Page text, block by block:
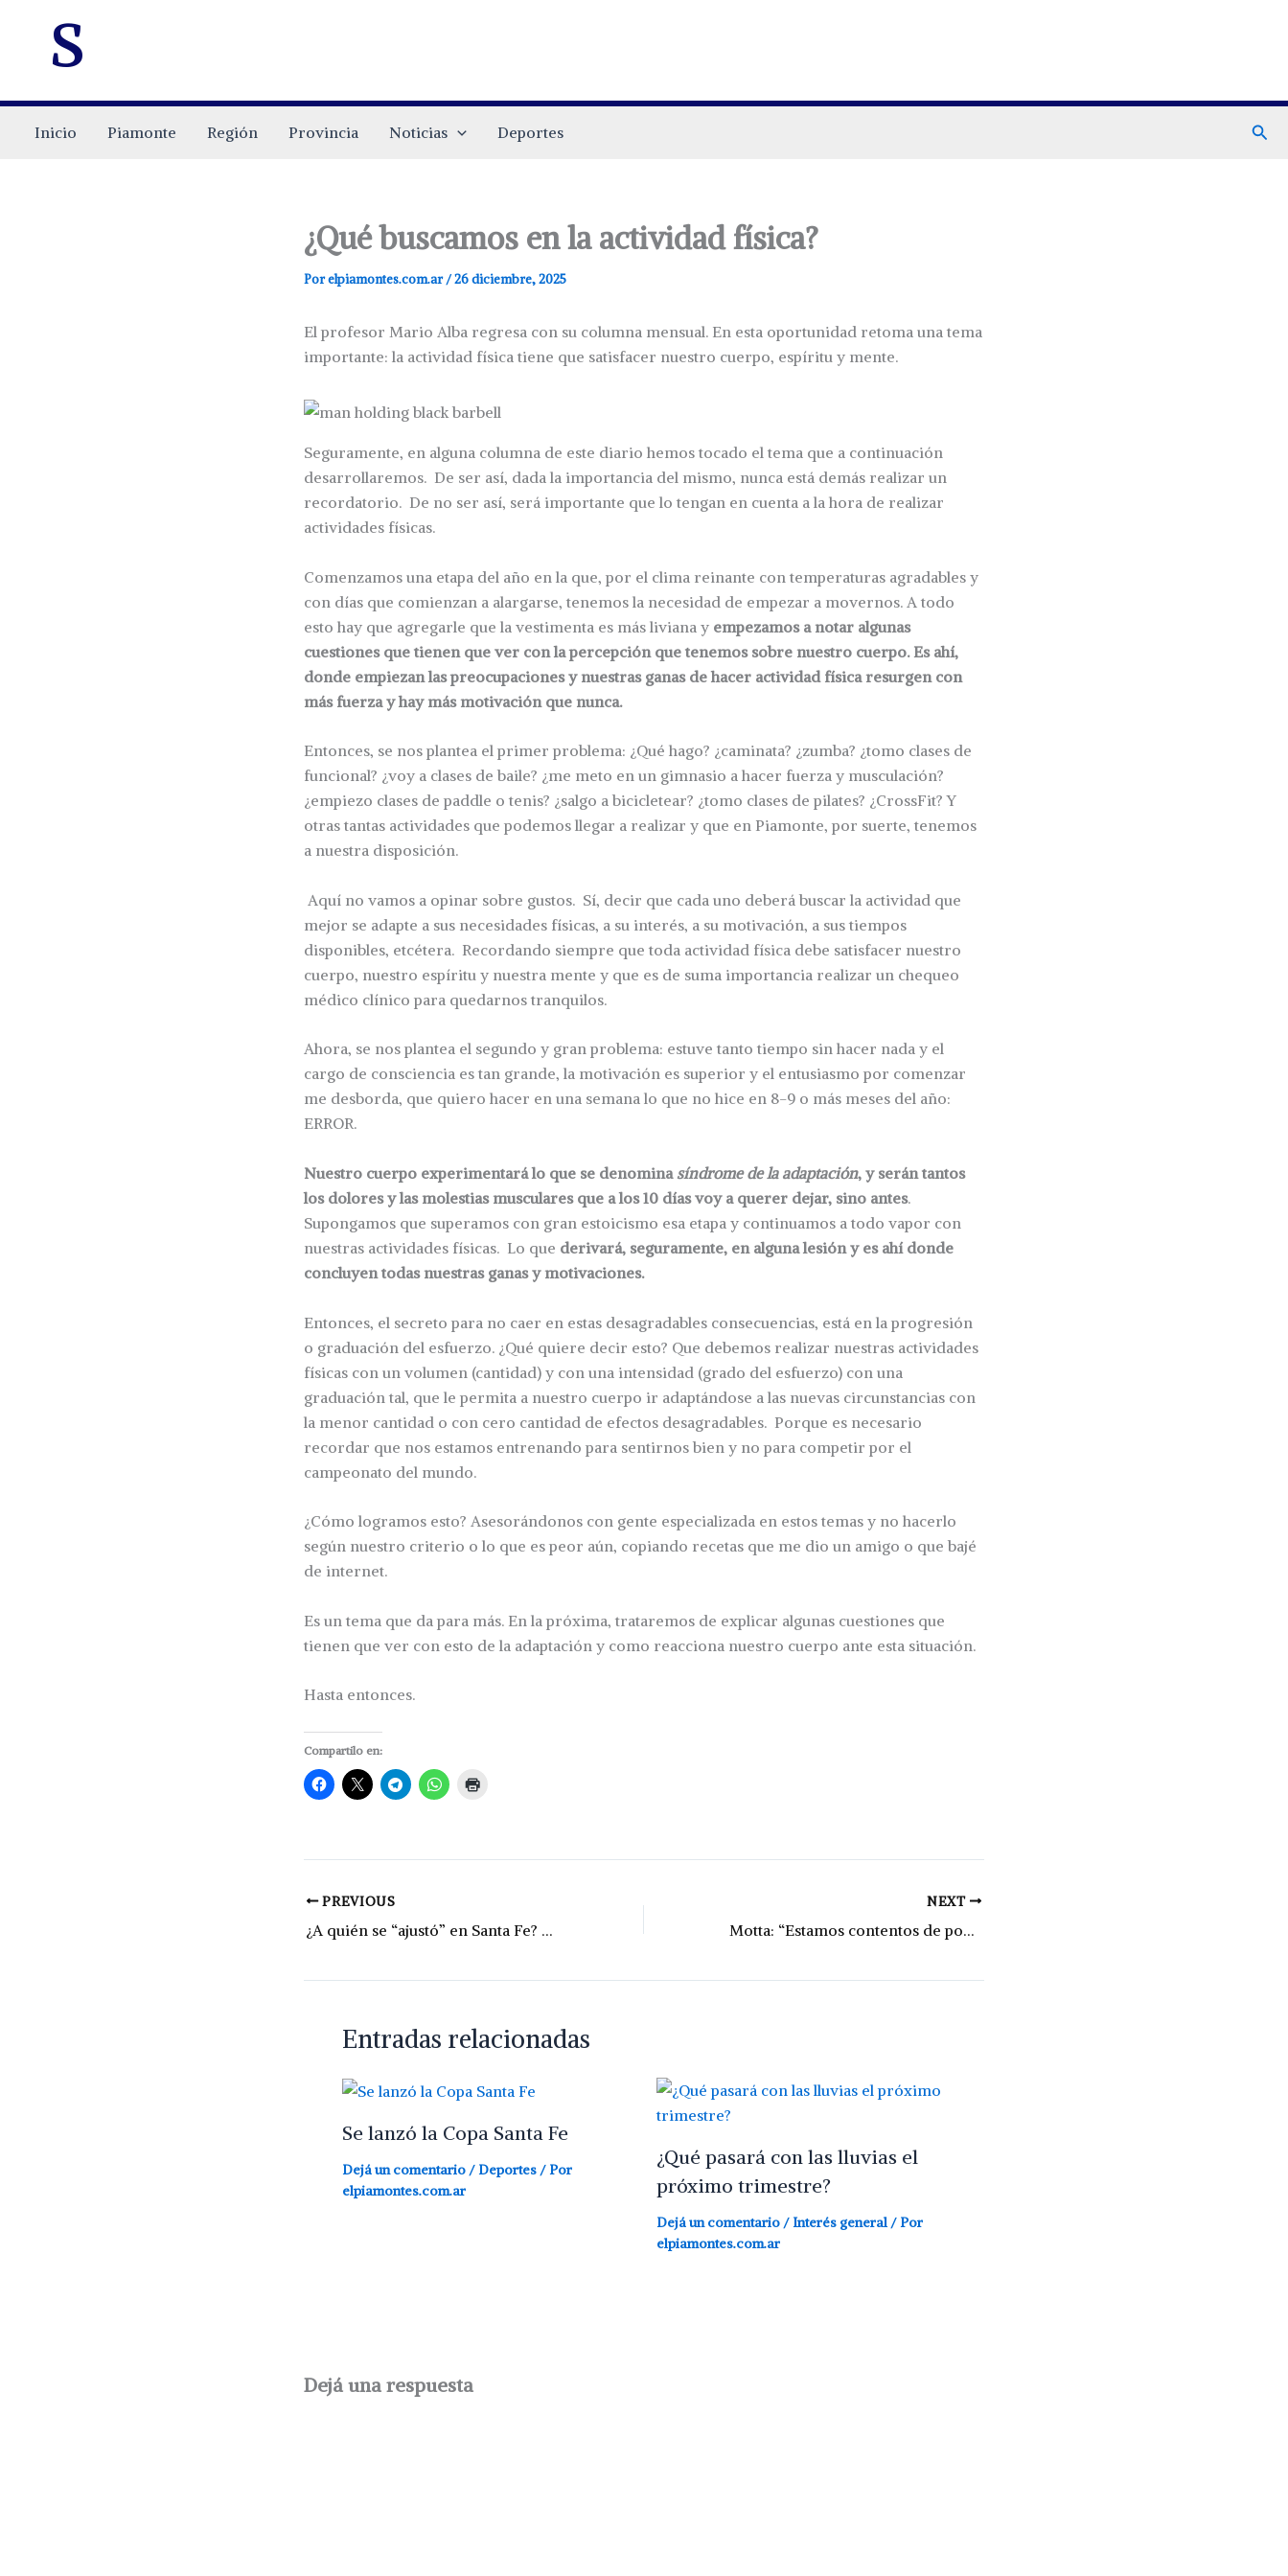
s
Inicio Piamonte Región Provincia Noticias Deportes
¿Qué buscamos en la actividad física?
Porelpiamontes.com.ar/26 diciembre, 2025
El profesor Mario Alba regresa con su columna mensual. En esta oportunidad retoma una tema
importante: la actividad física tiene que satisfacer nuestro cuerpo, espíritu y mente.
Seguramente, en alguna columna de este diario hemos tocado el tema que a continuación
desarrollaremos. De ser así, dada la importancia del mismo, nunca está demás realizar un
recordatorio. De no ser así, será importante que lo tengan en cuenta a la hora de realizar
actividades físicas.
Comenzamos una etapa del año en la que, por el clima reinante con temperaturas agradables y
con días que comienzan a alargarse, tenemos la necesidad de empezar a movernos. A todo
esto hay que agregarle que la vestimenta es más liviana y empezamos a notar algunas
cuestiones que tienen que ver con la percepción que tenemos sobre nuestro cuerpo. Es ahí,
donde empiezan las preocupaciones y nuestras ganas de hacer actividad física resurgen con
más fuerza y hay más motivación que nunca.
Entonces, se nos plantea el primer problema: ¿Qué hago? ¿caminata? ¿zumba? ¿tomo clases de
funcional? ¿voy a clases de baile? ¿me meto en un gimnasio a hacer fuerza y musculación?
¿empiezo clases de paddle o tenis? ¿salgo a bicicletear? ¿tomo clases de pilates? ¿CrossFit? Y
otras tantas actividades que podemos llegar a realizar y que en Piamonte, por suerte, tenemos
a nuestra disposición.
Aquí no vamos a opinar sobre gustos. Sí, decir que cada uno deberá buscar la actividad que
mejor se adapte a sus necesidades físicas, a su interés, a su motivación, a sus tiempos
disponibles, etcétera. Recordando siempre que toda actividad física debe satisfacer nuestro
cuerpo, nuestro espíritu y nuestra mente y que es de suma importancia realizar un chequeo
médico clínico para quedarnos tranquilos.
Ahora, se nos plantea el segundo y gran problema: estuve tanto tiempo sin hacer nada y el
cargo de consciencia es tan grande, la motivación es superior y el entusiasmo por comenzar
me desborda, que quiero hacer en una semana lo que no hice en 8-9 o más meses del año:
ERROR.
Nuestro cuerpo experimentará lo que se denominasíndrome de la adaptación, y serán tantos
los dolores y las molestias musculares que a los 10 días voy a querer dejar, sino antes.
Supongamos que superamos con gran estoicismo esa etapa y continuamos a todo vapor con
nuestras actividades físicas. Lo que derivará, seguramente, en alguna lesión y es ahí donde
concluyen todas nuestras ganas y motivaciones.
Entonces, el secreto para no caer en estas desagradables consecuencias, está en la progresión
o graduación del esfuerzo. ¿Qué quiere decir esto? Que debemos realizar nuestras actividades
físicas con un volumen (cantidad) y con una intensidad (grado del esfuerzo) con una
graduación tal, que le permita a nuestro cuerpo ir adaptándose a las nuevas circunstancias con
la menor cantidad o con cero cantidad de efectos desagradables. Porque es necesario
recordar que nos estamos entrenando para sentirnos bien y no para competir por el
campeonato del mundo.
¿Cómo logramos esto? Asesorándonos con gente especializada en estos temas y no hacerlo
según nuestro criterio o lo que es peor aún, copiando recetas que me dio un amigo o que bajé
de internet.
Es un tema que da para más. En la próxima, trataremos de explicar algunas cuestiones que
tienen que ver con esto de la adaptación y como reacciona nuestro cuerpo ante esta situación.
Hasta entonces.
Compartilo en:
PREVIOUS
¿A quién se “ajustó” en Santa Fe? Menos empleo público, más cargos políticos
NEXT
Motta: “Estamos contentos de poder seguir apoyando a los clubes”
Entradas relacionadas
Se lanzó la Copa Santa Fe
Dejá un comentario / Deportes / Por
elpiamontes.com.ar
¿Qué pasará con las lluvias el
próximo trimestre?
Dejá un comentario / Interés general/ Por
elpiamontes.com.ar
Dejá una respuesta